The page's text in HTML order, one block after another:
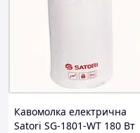
Кавомолка електрична
Satori SG-1801-WT 180 Вт